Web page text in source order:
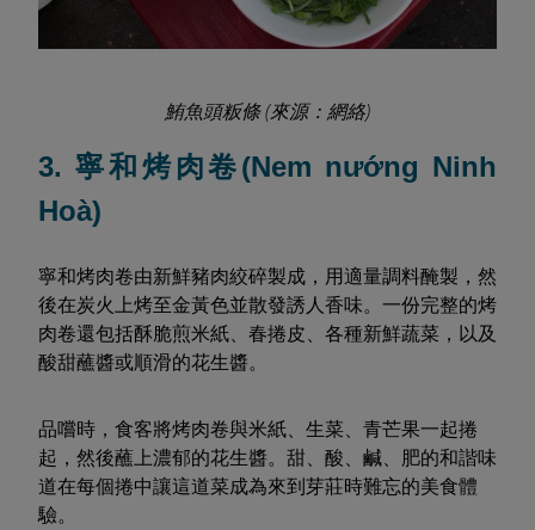
鮪魚頭粄條 (來源：網絡)
3. 寧和烤肉卷(Nem nướng Ninh
Hoà)
寧和烤肉卷由新鮮豬肉絞碎製成，用適量調料醃製，然
後在炭火上烤至金黃色並散發誘人香味。一份完整的烤
肉卷還包括酥脆煎米紙、春捲皮、各種新鮮蔬菜，以及
酸甜蘸醬或順滑的花生醬。
品嚐時，食客將烤肉卷與米紙、生菜、青芒果一起捲
起，然後蘸上濃郁的花生醬。甜、酸、鹹、肥的和諧味
道在每個捲中讓這道菜成為來到芽莊時難忘的美食體
驗。